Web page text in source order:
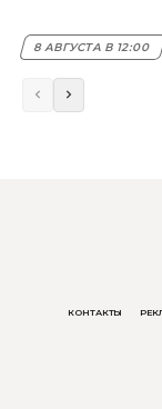
8 АВГУСТА В 12:00
КОНТАКТЫ